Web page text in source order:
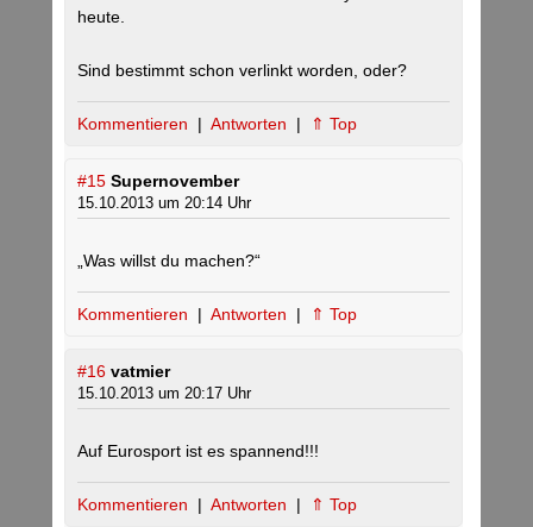
heute.
Sind bestimmt schon verlinkt worden, oder?
Kommentieren | Antworten | ⇑ Top
#15 Supernovember
15.10.2013 um 20:14 Uhr
„Was willst du machen?“
Kommentieren | Antworten | ⇑ Top
#16 vatmier
15.10.2013 um 20:17 Uhr
Auf Eurosport ist es spannend!!!
Kommentieren | Antworten | ⇑ Top